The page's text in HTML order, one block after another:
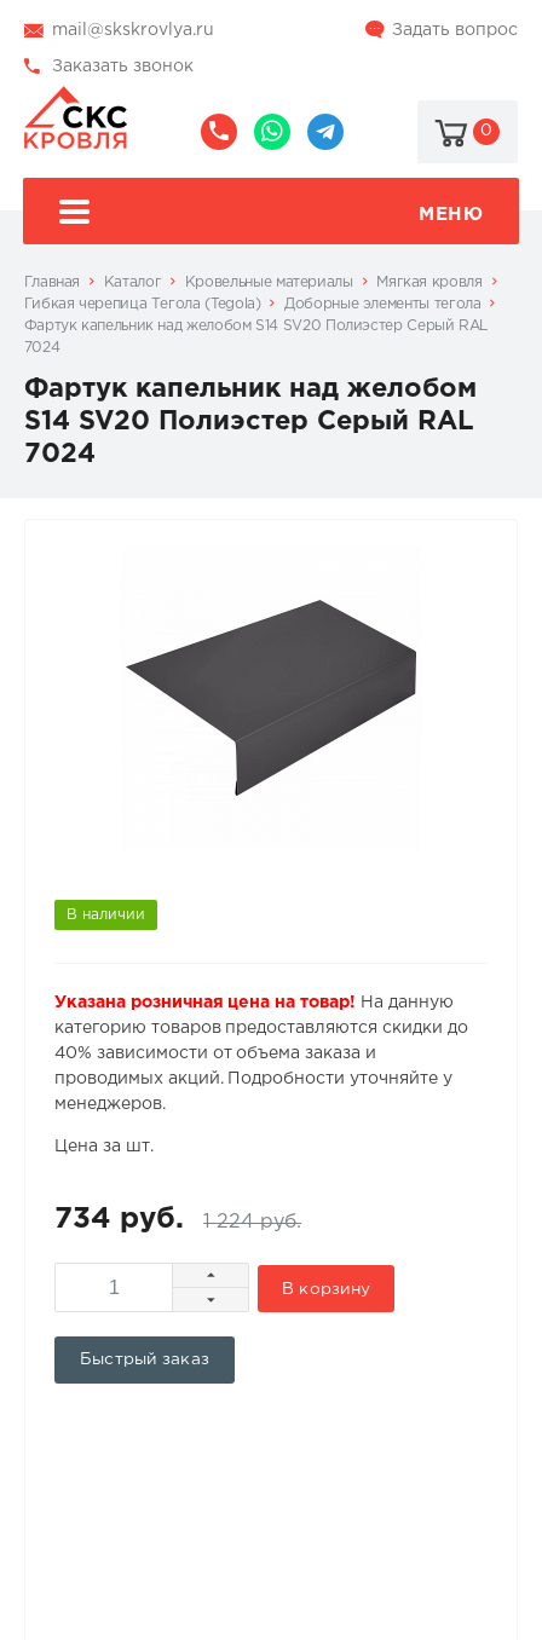
mail@skskrovlya.ru Задать вопрос
Заказать звонок
0
МЕНЮ
Главная Каталог Кровельные материалы
Мягкая кровля
Гибкая черепица Тегола (Tegola)
Доборные элементы тегола
Фартук капельник над желобом S14 SV20 Полиэстер Серый RAL
7024
Фартук капельник над желобом
S14 SV20 Полиэстер Серый RAL
7024
В наличии
Указана розничная цена на товар! На данную
категорию товаров предоставляются скидки до
40% зависимости от объема заказа и
проводимых акций. Подробности уточняйте у
менеджеров.
Цена за шт.
734 руб. 1 224 руб.
В корзину
Быстрый заказ